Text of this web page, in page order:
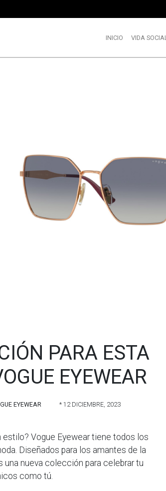
INICIO VIDA SOCIAL
PARA ESTA
EYEWEAR
EYEWEAR * 12 DICIEMBRE, 2023
Vogue Eyewear tiene todos los
Diseñados para los amantes de la
nueva colección para celebrar tu
como tú.